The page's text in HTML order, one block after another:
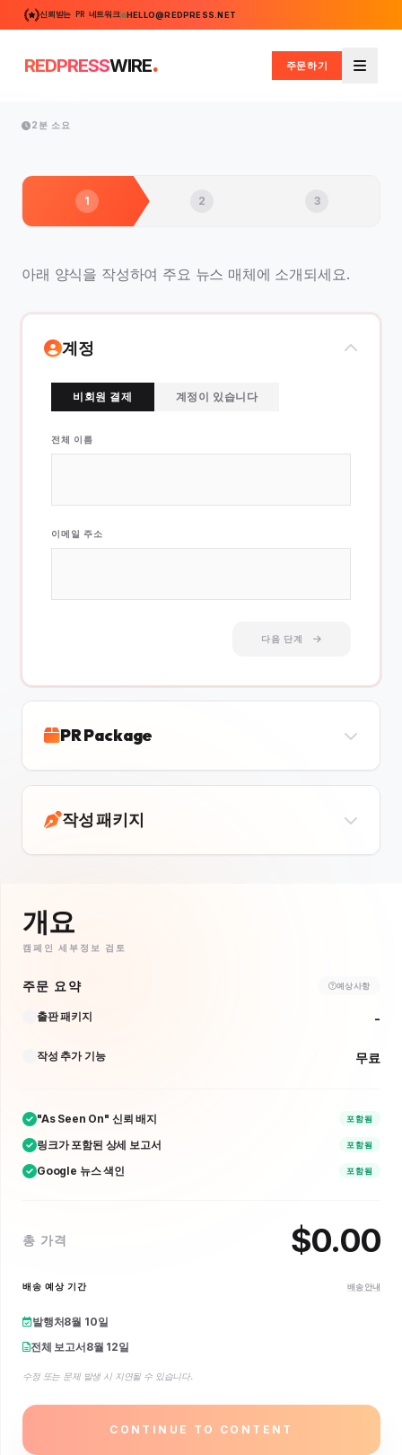
신뢰받는 PR 네트워크 HELLO@REDPRESS.NET
REDPRESSWIRE. 주문하기
메뉴
2분 소요
1 2 3
아래 양식을 작성하여 주요 뉴스 매체에 소개되세요.
계정
비회원 결제 계정이 있습니다
전체 이름
이메일 주소
다음 단계
PR Package
작성 패키지
개요
캠페인 세부정보 검토
주문 요약 예상 사항
출판 패키지 -
작성 추가 기능 무료
"As Seen On" 신뢰 배지 포함됨
링크가 포함된 상세 보고서 포함됨
Google 뉴스 색인 포함됨
총 가격 $0.00
배송 예상 기간 배송 안내
발행처8월 10일
전체 보고서8월 12일
수정 또는 문제 발생 시 지연될 수 있습니다.
CONTINUE TO CONTENT